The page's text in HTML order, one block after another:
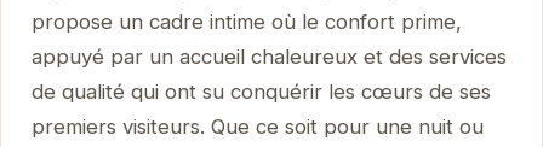
propose un cadre intime où le confort prime,
appuyé par un accueil chaleureux et des services
de qualité qui ont su conquérir les cœurs de ses
premiers visiteurs. Que ce soit pour une nuit ou